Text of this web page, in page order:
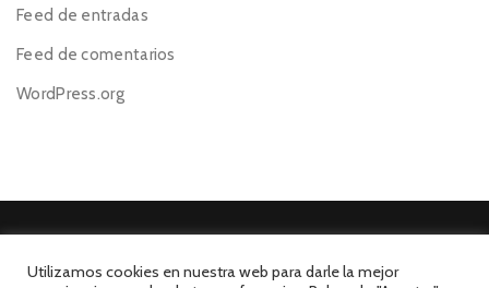
Feed de entradas
Feed de comentarios
WordPress.org
Utilizamos cookies en nuestra web para darle la mejor